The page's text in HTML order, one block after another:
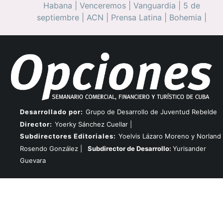
Habana
Venceremos| Vanguardia
5 de
septiembre| ACN Prensa Latina Bohemia
Desarrollado por: Grupo de Desarrollo de Juventud Rebelde
Director: Yoerky Sánchez Cuellar |
Subdirectores Editoriales: Yoelvis Lázaro Moreno y Norland
Rosendo González |
Subdirector de Desarrollo: Yurisander
Guevara